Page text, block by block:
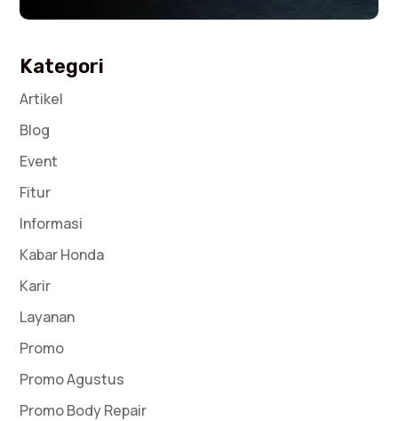
Kategori
Artikel
Blog
Event
Fitur
Informasi
Kabar Honda
Karir
Layanan
Promo
Promo Agustus
Promo Body Repair